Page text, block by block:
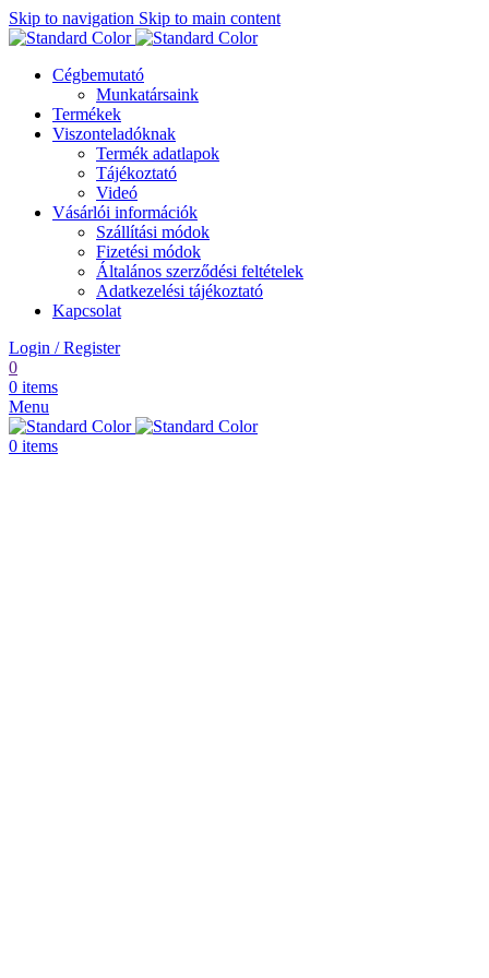
Skip to navigation Skip to main content
Cégbemutató
Munkatársaink
Termékek
Viszonteladóknak
Termék adatlapok
Tájékoztató
Videó
Vásárlói információk
Szállítási módok
Fizetési módok
Általános szerződési feltételek
Adatkezelési tájékoztató
Kapcsolat
Login / Register
0
0 items
Menu
0 items